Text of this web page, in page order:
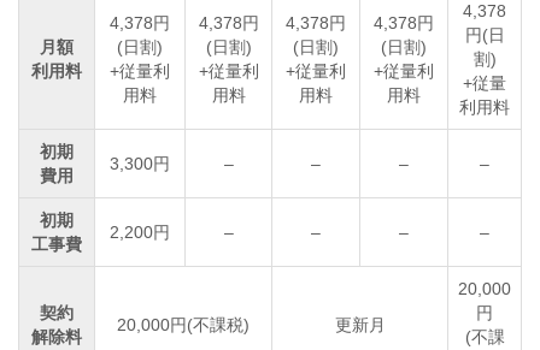
月額
利用料
4,378円
(日割)
+従量利
用料
4,378円
(日割)
+従量利
用料
4,378円
(日割)
+従量利
用料
4,378円
(日割)
+従量利
用料
4,378
円(日
割)
+従量
利用料
初期
費用
3,300円 – – – –
初期
工事費
2,200円 – – – –
契約
解除料
20,000円(不課税) 更新月
20,000
円
(不課